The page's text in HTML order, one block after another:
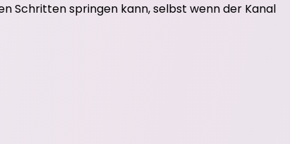
Schritten springen kann, selbst wenn der Kanal